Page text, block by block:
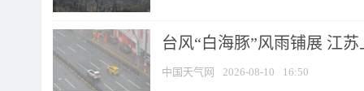
台风“白海豚”风雨铺展 江
中国天气网 2026-08-10 16:50